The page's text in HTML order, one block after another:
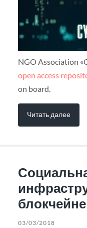
NGO Association
open access
on board.
Читать далее
блокчейне
03/03/2018